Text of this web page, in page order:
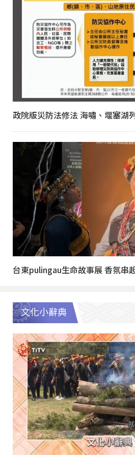
政院版災防法修法 海嘯、堰塞湖
台東pulingau生命故事展 香氛串
文化小辭典